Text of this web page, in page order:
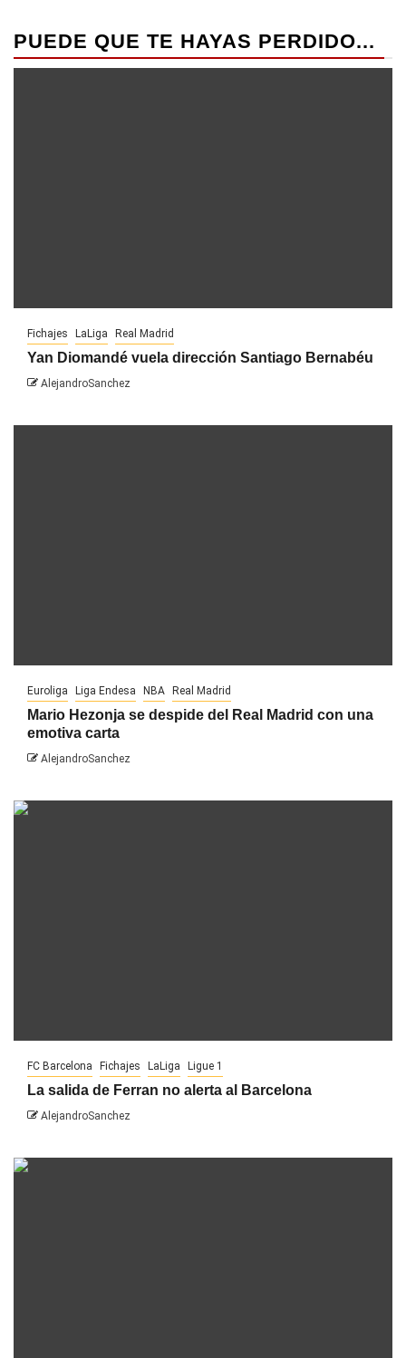
PUEDE QUE TE HAYAS PERDIDO...
Fichajes LaLiga Real Madrid
Yan Diomandé vuela dirección Santiago Bernabéu
AlejandroSanchez
Euroliga Liga Endesa NBA Real Madrid
Mario Hezonja se despide del Real Madrid con una
emotiva carta
AlejandroSanchez
FC Barcelona Fichajes LaLiga Ligue 1
La salida de Ferran no alerta al Barcelona
AlejandroSanchez